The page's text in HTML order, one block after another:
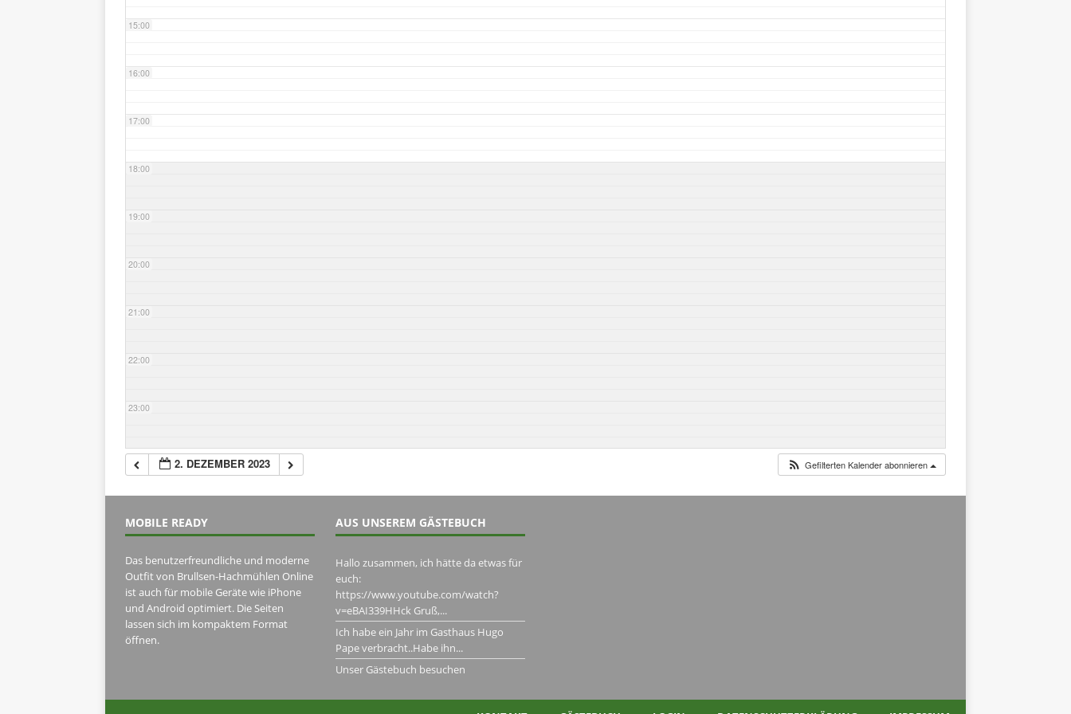
15:00
16:00
17:00
18:00
19:00
20:00
21:00
22:00
23:00
2. DEZEMBER 2023 Gefilterten Kalender abonnieren
MOBILE READY
Das benutzerfreundliche und moderne
Outfit von Brullsen-Hachmühlen Online
ist auch für mobile Geräte wie iPhone
und Android optimiert. Die Seiten
lassen sich im kompaktem Format
öffnen.
AUS UNSEREM GÄSTEBUCH
Hallo zusammen, ich hätte da etwas für
euch:
https://www.youtube.com/watch?
v=eBAI339HHck Gruß,...
Ich habe ein Jahr im Gasthaus Hugo
Pape verbracht..Habe ihn...
Unser Gästebuch besuchen